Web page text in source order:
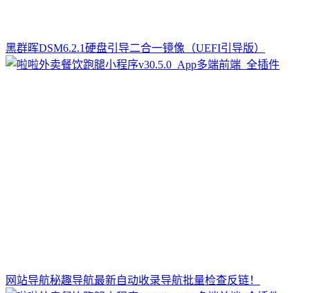
黑群晖DSM6.2.1硬盘引导二合一镜像（UEFI引导版）
网站导航秘趣导航最新自动收录导航批量检查反链！